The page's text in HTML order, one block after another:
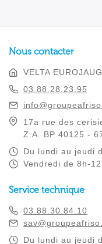
Nous contacter
VELTA
03.88.28.23.95
17a rue des
Z.A. BP 40125 -
Du lundi au jeudi
Vendredi de 8h-
Service technique
03.88.30.84.10
Du lundi au jeudi